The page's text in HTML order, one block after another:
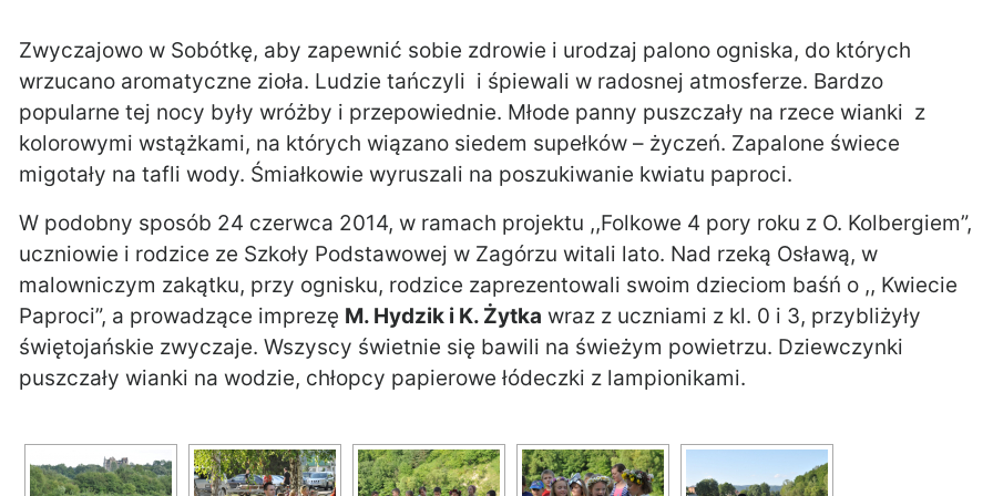
Zwyczajowo w Sobótkę, aby zapewnić sobie zdrowie i urodzaj palono ogniska, do których
wrzucano aromatyczne zioła. Ludzie tańczyli i śpiewali w radosnej atmosferze. Bardzo
popularne tej nocy były wróżby i przepowiednie. Młode panny puszczały na rzece wianki z
kolorowymi wstążkami, na których wiązano siedem supełków – życzeń. Zapalone świece
migotały na tafli wody. Śmiałkowie wyruszali na poszukiwanie kwiatu paproci.
W podobny sposób 24 czerwca 2014, w ramach projektu ,,Folkowe 4 pory roku z O. Kolbergiem”,
uczniowie i rodzice ze Szkoły Podstawowej w Zagórzu witali lato. Nad rzeką Osławą, w
malowniczym zakątku, przy ognisku, rodzice zaprezentowali swoim dzieciom baśń o ,, Kwiecie
Paproci”, a prowadzące imprezę M. Hydzik i K. Żytka wraz z uczniami z kl. 0 i 3, przybliżyły
świętojańskie zwyczaje. Wszyscy świetnie się bawili na świeżym powietrzu. Dziewczynki
puszczały wianki na wodzie, chłopcy papierowe łódeczki z lampionikami.